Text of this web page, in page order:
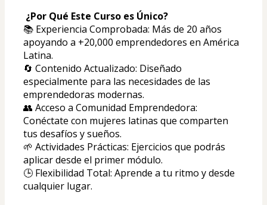
¿Por Qué Este Curso es Único?
📚 Experiencia Comprobada: Más de 20 años
apoyando a +20,000 emprendedores en América
Latina.
🔄 Contenido Actualizado: Diseñado
especialmente para las necesidades de las
emprendedoras modernas.
👥 Acceso a Comunidad Emprendedora:
Conéctate con mujeres latinas que comparten
tus desafíos y sueños.
🌱 Actividades Prácticas: Ejercicios que podrás
aplicar desde el primer módulo.
🕒 Flexibilidad Total: Aprende a tu ritmo y desde
cualquier lugar.